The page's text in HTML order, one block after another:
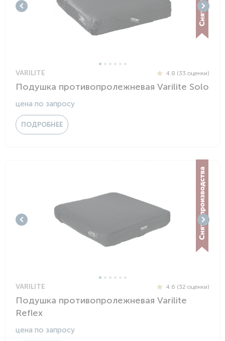
VARILITE 4.8 (33 оценки)
Подушка противопролежневая Varilite Solo
цена по запросу
ПОДРОБНЕЕ
VARILITE 4.6 (32 оценки)
Подушка противопролежневая Varilite
Reflex
цена по запросу